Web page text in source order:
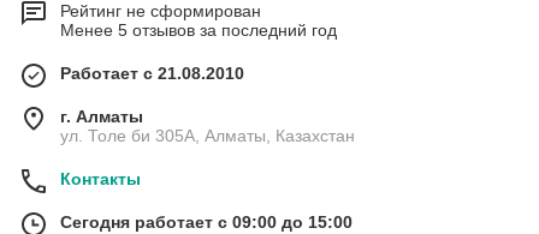
Рейтинг не сформирован
Менее 5 отзывов за последний год
Работает с 21.08.2010
г. Алматы
ул. Толе би 305А, Алматы, Казахстан
Контакты
Сегодня работает с 09:00 до 15:00